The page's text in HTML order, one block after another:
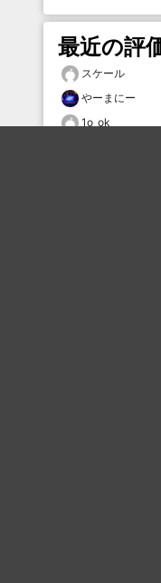
最近の評
スケール
やーまにー
1o_ok